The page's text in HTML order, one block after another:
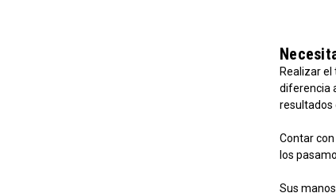
Realizar
diferencia
resultados
Contar
los
Sus